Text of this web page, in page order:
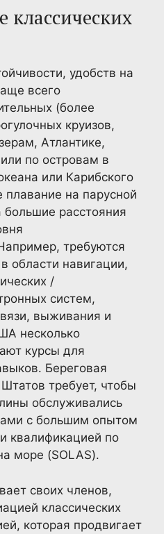
классических
удобств на
всего
(более
круизов,
Атлантике,
по островам в
или Карибского
плавание на парусной
большие расстояния
требуются
области навигации,
/
систем,
выживания и
несколько
курсы для
Береговая
требует, чтобы
обслуживались
с большим опытом
квалификацией по
море (SOLAS).
своих членов,
классических
которая продвигает